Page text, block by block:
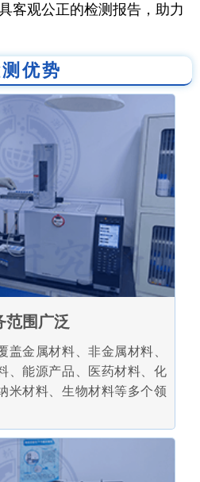
客观公正的检测报告，助力
优势
范围广泛
盖金属材料、非金属材料、
、能源产品、医药材料、化
米材料、生物材料等多个领